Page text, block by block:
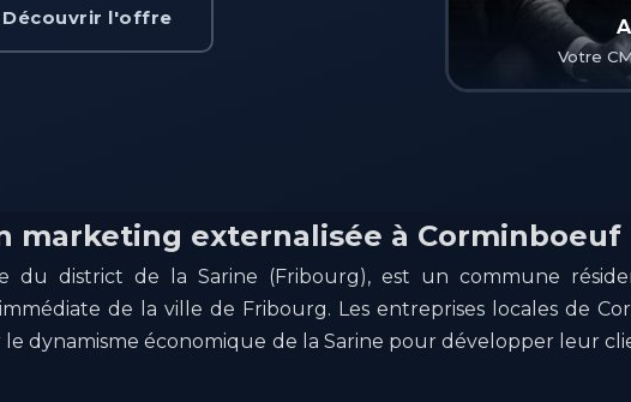
Découvrir l'offre
Votre
marketing externalisée à Corminboeuf
du district de la Sarine (Fribourg), est un commune
de la ville de Fribourg. Les entreprises locales de
dynamisme économique de la Sarine pour développer leur